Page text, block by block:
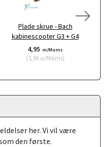
Plade skrue - Bach
kabinescooter G3 + G4
4,95 m/Moms
(3,96u/Moms)
her. Vi vil være
den første.